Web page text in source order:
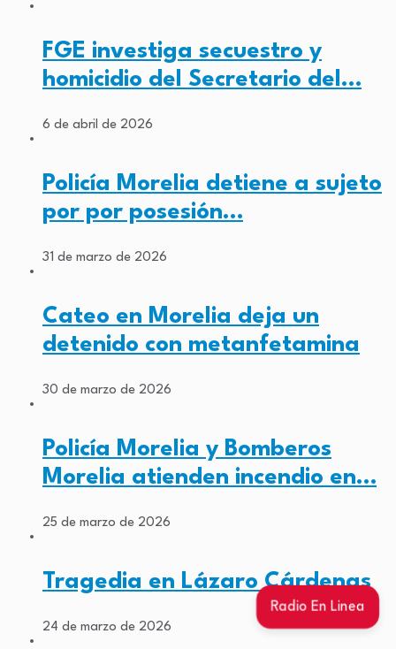
Radio En Linea
FGE investiga secuestro y
homicidio del Secretario del…
6 de abril de 2026
Policía Morelia detiene a sujeto
por por posesión…
31 de marzo de 2026
Cateo en Morelia deja un
detenido con metanfetamina
30 de marzo de 2026
Policía Morelia y Bomberos
Morelia atienden incendio en…
25 de marzo de 2026
Tragedia en Lázaro Cárdenas
24 de marzo de 2026